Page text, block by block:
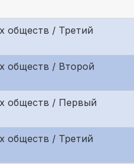
обществ / Третий
обществ / Второй
обществ / Первый
обществ / Третий